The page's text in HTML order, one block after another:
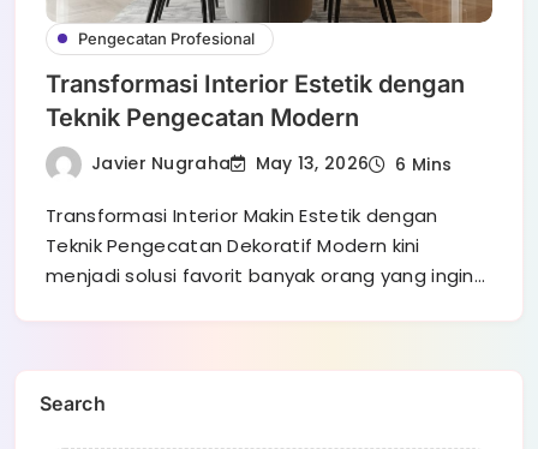
Pengecatan Profesional
Transformasi Interior Estetik dengan
Teknik Pengecatan Modern
Javier Nugraha May 13, 2026 6 Mins
Transformasi Interior Makin Estetik dengan
Teknik Pengecatan Dekoratif Modern kini
menjadi solusi favorit banyak orang yang ingin…
Search